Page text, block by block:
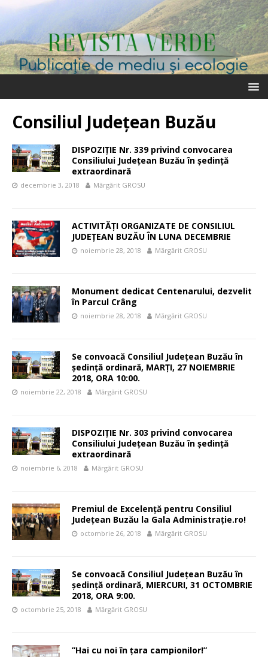
Consiliul Județean Buzău
DISPOZIŢIE Nr. 339 privind convocarea
Consiliului Judeţean Buzău în şedinţă
extraordinară
decembrie 3, 2018 Mărgărit GROSU
ACTIVITĂȚI ORGANIZATE DE CONSILIUL
JUDEȚEAN BUZĂU ÎN LUNA DECEMBRIE
noiembrie 28, 2018 Mărgărit GROSU
Monument dedicat Centenarului, dezvelit
în Parcul Crâng
noiembrie 28, 2018 Mărgărit GROSU
Se convoacă Consiliul Judeţean Buzău în
şedinţă ordinară, MARȚI, 27 NOIEMBRIE
2018, ORA 10:00.
noiembrie 22, 2018 Mărgărit GROSU
DISPOZIŢIE Nr. 303 privind convocarea
Consiliului Judeţean Buzău în şedinţă
extraordinară
noiembrie 6, 2018 Mărgărit GROSU
Premiul de Excelență pentru Consiliul
Judeţean Buzău la Gala Administrație.ro!
octombrie 26, 2018 Mărgărit GROSU
Se convoacă Consiliul Judeţean Buzău în
şedinţă ordinară, MIERCURI, 31 OCTOMBRIE
2018, ORA 9:00.
octombrie 25, 2018 Mărgărit GROSU
”Hai cu noi în țara campionilor!”